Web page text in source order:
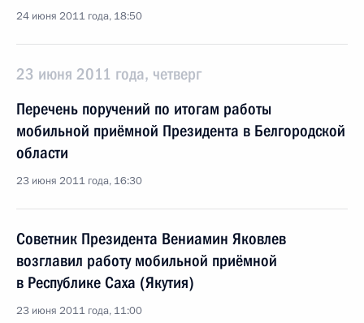
24 июня 2011 года, 18:50
23 июня 2011 года, четверг
Перечень поручений по итогам работы
мобильной приёмной Президента в Белгородской
области
23 июня 2011 года, 16:30
Советник Президента Вениамин Яковлев
возглавил работу мобильной приёмной
в Республике Саха (Якутия)
23 июня 2011 года, 11:00